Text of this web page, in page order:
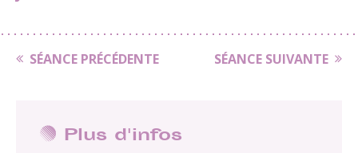
SÉANCE PRÉCÉDENTE SÉANCE SUIVANTE
Plus d'infos